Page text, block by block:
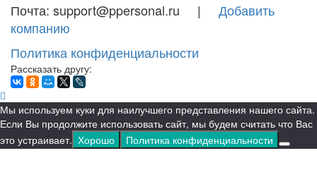
Почта: support@ppersonal.ru | Добавить
компанию
Политика конфиденциальности
Рассказать другу:
Мы используем куки для наилучшего представления нашего сайта.
Если Вы продолжите использовать сайт, мы будем считать что Вас
это устраивает. Хорошо Политика конфиденциальности